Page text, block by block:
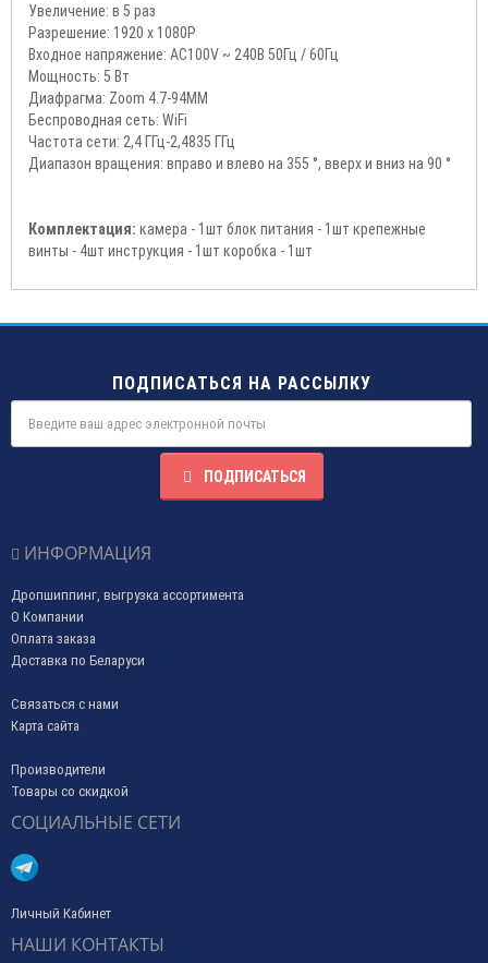
Увеличение: в 5 раз
Разрешение: 1920 x 1080P
Входное напряжение: AC100V ~ 240В 50Гц / 60Гц
Мощность: 5 Вт
Диафрагма: Zoom 4.7-94MM
Беспроводная сеть: WiFi
Частота сети: 2,4 ГГц-2,4835 ГГц
Диапазон вращения: вправо и влево на 355 °, вверх и вниз на 90 °
Комплектация: камера - 1шт блок питания - 1шт крепежные
винты - 4шт инструкция - 1шт коробка - 1шт
ПОДПИСАТЬСЯ НА РАССЫЛКУ
ПОДПИСАТЬСЯ
ИНФОРМАЦИЯ
Дропшиппинг, выгрузка ассортимента
О Компании
Оплата заказа
Доставка по Беларуси
Связаться с нами
Карта сайта
Производители
Товары со скидкой
СОЦИАЛЬНЫЕ СЕТИ
Личный Кабинет
НАШИ КОНТАКТЫ